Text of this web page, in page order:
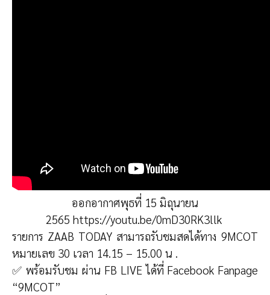
ออกอากาศพุธที่ 15 มิถุนายน
2565 https://youtu.be/0mD30RK3llk
รายการ ZAAB TODAY สามารถรับชมสดได้ทาง 9MCOT
หมายเลข 30 เวลา 14.15 – 15.00 น .
✅ พร้อมรับชม ผ่าน FB LIVE ได้ที่ Facebook Fanpage
“9MCOT”